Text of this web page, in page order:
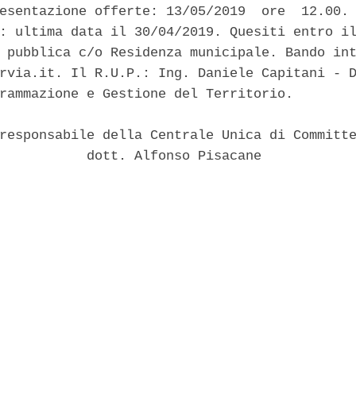
offerte: 13/05/2019  ore  12.00.
ultima data il 30/04/2019. Quesiti entro il
pubblica c/o Residenza municipale. Bando
Il R.U.P.: Ing. Daniele Capitani -
e Gestione del Territorio.
della Centrale Unica di
dott. Alfonso Pisacane